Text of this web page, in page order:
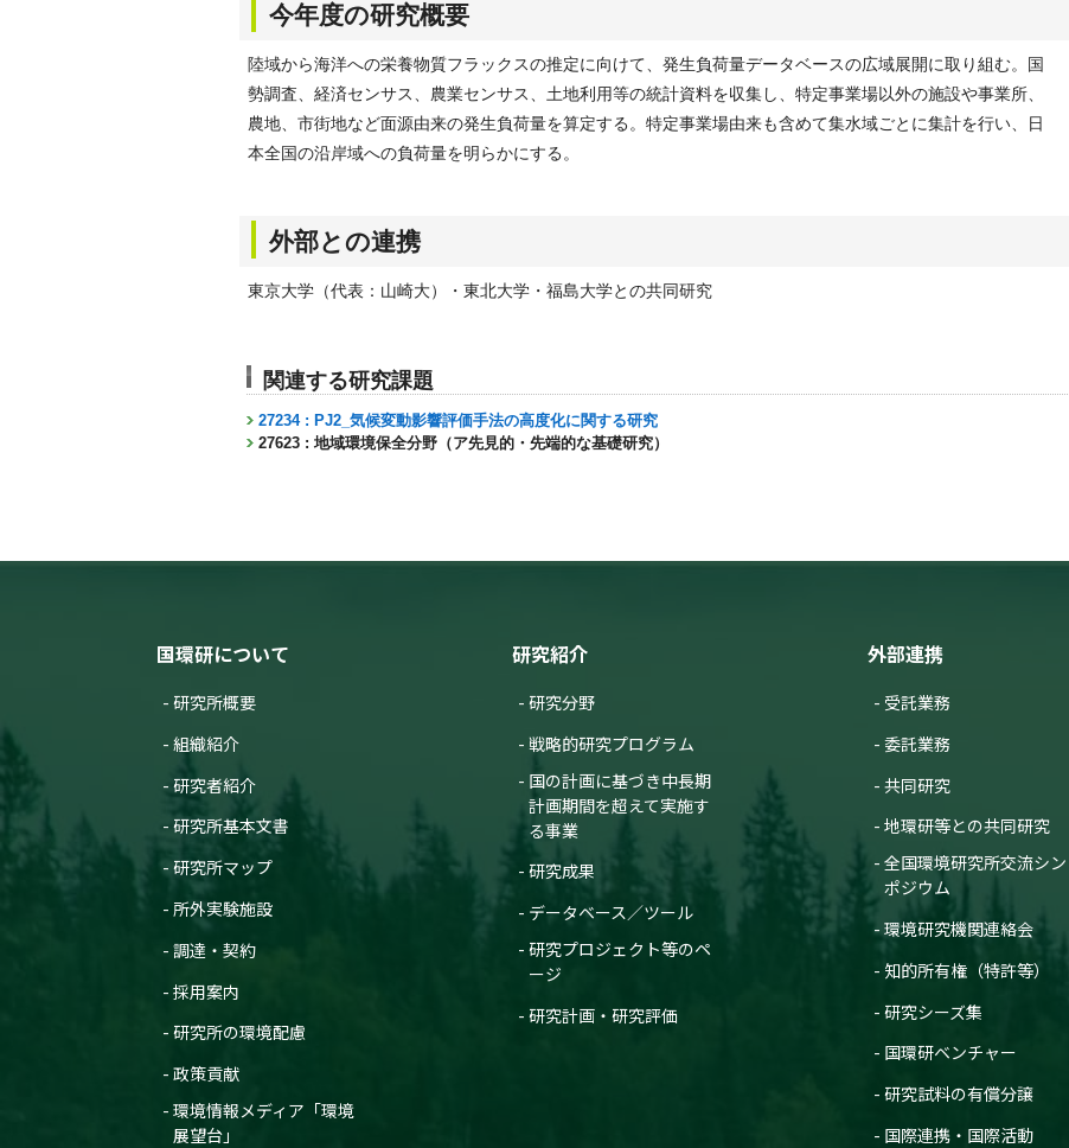
今年度の研究概要
陸域から海洋への栄養物質フラックスの推定に向けて、発生負荷量データベースの広域展開に取り組む。国
勢調査、経済センサス、農業センサス、土地利用等の統計資料を収集し、特定事業場以外の施設や事業所、
農地、市街地など面源由来の発生負荷量を算定する。特定事業場由来も含めて集水域ごとに集計を行い、日
本全国の沿岸域への負荷量を明らかにする。
外部との連携
東京大学（代表：山崎大）・東北大学・福島大学との共同研究
関連する研究課題
27234 : PJ2_気候変動影響評価手法の高度化に関する研究
27623 : 地域環境保全分野（ア先見的・先端的な基礎研究）
国環研について
研究所概要
組織紹介
研究者紹介
研究所基本文書
研究所マップ
所外実験施設
調達・契約
採用案内
研究所の環境配慮
政策貢献
環境情報メディア「環境
展望台」
研究紹介
研究分野
戦略的研究プログラム
国の計画に基づき中長期
計画期間を超えて実施す
る事業
研究成果
データベース／ツール
研究プロジェクト等のペ
ージ
研究計画・研究評価
外部連携
受託業務
委託業務
共同研究
地環研等との共同研究
全国環境研究所交流シン
ポジウム
環境研究機関連絡会
知的所有権（特許等）
研究シーズ集
国環研ベンチャー
研究試料の有償分譲
国際連携・国際活動